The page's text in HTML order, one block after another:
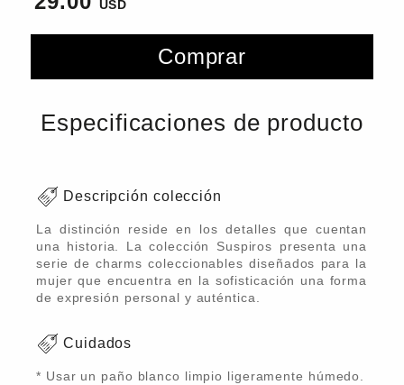
Comprar
Especificaciones de producto
Descripción colección
La distinción reside en los detalles que cuentan
una historia. La colección Suspiros presenta una
serie de charms coleccionables diseñados para la
mujer que encuentra en la sofisticación una forma
de expresión personal y auténtica.
Cuidados
* Usar un paño blanco limpio ligeramente húmedo.